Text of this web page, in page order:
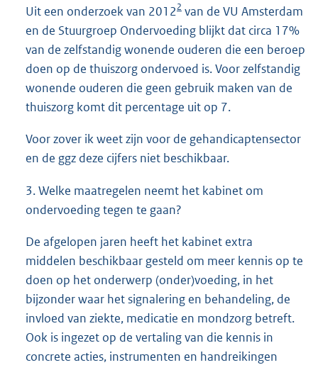
Uit een onderzoek van 20122 van de VU Amsterdam
en de Stuurgroep Ondervoeding blijkt dat circa 17%
van de zelfstandig wonende ouderen die een beroep
doen op de thuiszorg ondervoed is. Voor zelfstandig
wonende ouderen die geen gebruik maken van de
thuiszorg komt dit percentage uit op 7.
Voor zover ik weet zijn voor de gehandicaptensector
en de ggz deze cijfers niet beschikbaar.
3. Welke maatregelen neemt het kabinet om
ondervoeding tegen te gaan?
De afgelopen jaren heeft het kabinet extra
middelen beschikbaar gesteld om meer kennis op te
doen op het onderwerp (onder)voeding, in het
bijzonder waar het signalering en behandeling, de
invloed van ziekte, medicatie en mondzorg betreft.
Ook is ingezet op de vertaling van die kennis in
concrete acties, instrumenten en handreikingen